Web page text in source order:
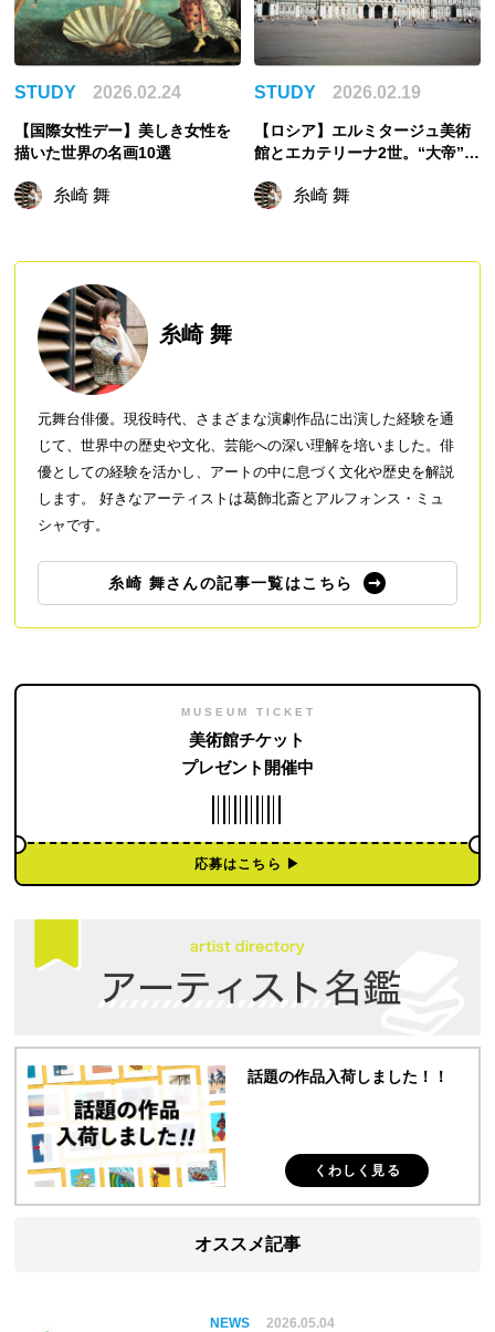
STUDY 2026.02.24
【国際女性デー】美しき女性を
描いた世界の名画10選
糸崎 舞
STUDY 2026.02.19
【ロシア】エルミタージュ美術
館とエカテリーナ2世。“大帝”と
糸崎 舞
糸崎 舞
元舞台俳優。現役時代、さまざまな演劇作品に出演した経験を通
じて、世界中の歴史や文化、芸能への深い理解を培いました。俳
優としての経験を活かし、アートの中に息づく文化や歴史を解説
します。 好きなアーティストは葛飾北斎とアルフォンス・ミュ
シャです。
糸崎 舞さんの記事一覧はこちら
MUSEUM TICKET
美術館チケット
プレゼント開催中
応募はこちら ▶︎
話題の作品入荷しました！！
くわしく見る
オススメ記事
NEWS 2026.05.04